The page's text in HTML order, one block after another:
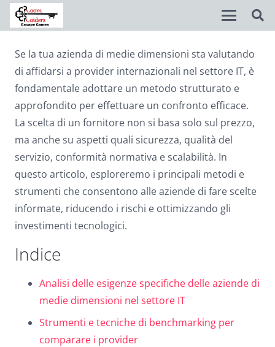
Se la tua azienda di medie dimensioni sta valutando
di affidarsi a provider internazionali nel settore IT, è
fondamentale adottare un metodo strutturato e
approfondito per effettuare un confronto efficace.
La scelta di un fornitore non si basa solo sul prezzo,
ma anche su aspetti quali sicurezza, qualità del
servizio, conformità normativa e scalabilità. In
questo articolo, esploreremo i principali metodi e
strumenti che consentono alle aziende di fare scelte
informate, riducendo i rischi e ottimizzando gli
investimenti tecnologici.
Indice
Analisi delle esigenze specifiche delle aziende di
medie dimensioni nel settore IT
Strumenti e tecniche di benchmarking per
comparare i provider
visibility_off Disable flashes
Mark headings
settings Background Color
zoom_in Zoom in
Decrease font
add_circle_outline Increase font
spellcheck Readable font
brightness_high Bright contrast
brightness_low Dark contrast
Mark links